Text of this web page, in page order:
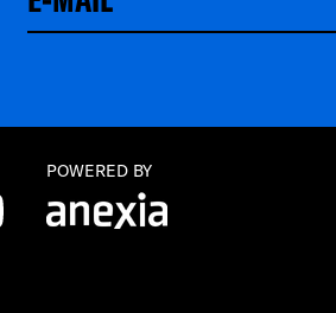
YouTube
POWERED BY